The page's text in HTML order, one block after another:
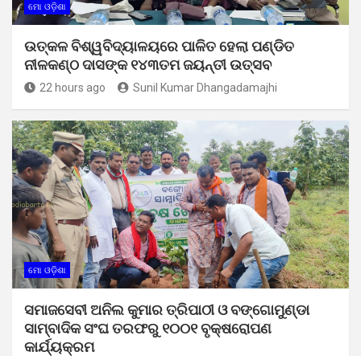
ମୋ ଓଡ଼ିଶା
ଉତ୍କଳ ବିଶ୍ୱବିଦ୍ୟାଳୟରେ ପାଳିତ ହେଲା ପଣ୍ଡିତ
ନୀଳକଣ୍ଠ ଦାସଙ୍କ ୧୪୩ତମ ଜୟନ୍ତୀ ଉତ୍ସବ
22 hours ago Sunil Kumar Dhangadamajhi
ମୋ ଓଡ଼ିଶା
ସମାଜସେବୀ ଅନିଲ କୁମାର ତ୍ରିପାଠୀ ଓ ବଙ୍ଗୋମୁଣ୍ଡା
ସାମ୍ବାଦିକ ସଂଘ ତରଫରୁ ୧୦୦୧ ବୃକ୍ଷରୋପଣ
କାର୍ଯ୍ୟକ୍ରମ